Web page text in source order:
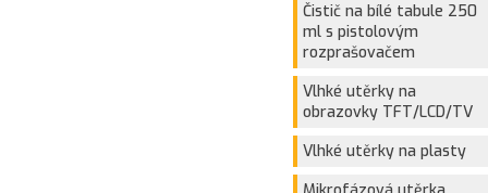
Čistič na bílé tabule 250
ml s pistolovým
rozprašovačem
Vlhké utěrky na
obrazovky TFT/LCD/TV
Vlhké utěrky na plasty